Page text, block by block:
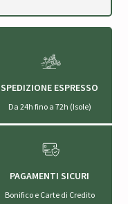
SPEDIZIONE ESPRESSO
Da 24h fino a 72h (Isole)
PAGAMENTI SICURI
Bonifico e Carte di Credito